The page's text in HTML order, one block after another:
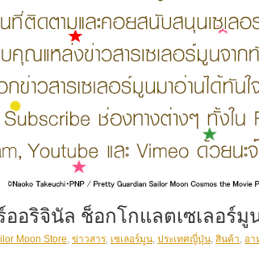
อริจินัล ช็อกโกแลตเซเลอร์มู
Moon Store, ข่าวสาร, เซเลอร์มูน, ประเทศญี่ปุ่น, สินค้า, อา